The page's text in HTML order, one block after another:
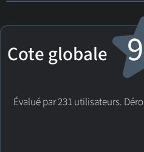
Cote globale 9
Évalué par 231 utilisateurs.